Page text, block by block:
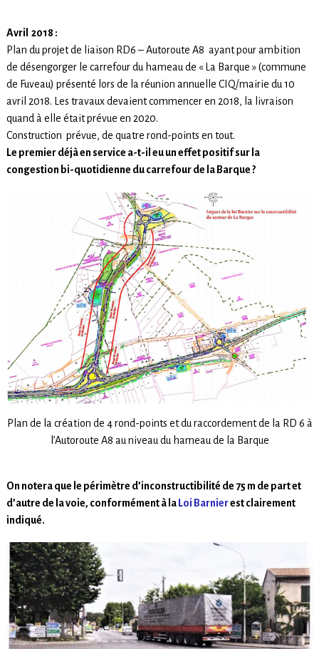
Avril 2018 :
Plan du projet de liaison RD6 – Autoroute A8 ayant pour ambition
de désengorger le carrefour du hameau de « La Barque » (commune
de Fuveau) présenté lors de la réunion annuelle CIQ/mairie du 10
avril 2018. Les travaux devaient commencer en 2018, la livraison
quand à elle était prévue en 2020.
Construction prévue, de quatre rond-points en tout.
Le premier déjà en service a-t-il eu un effet positif sur la
congestion bi-quotidienne du carrefour de la Barque ?
Plan de la création de 4 rond-points et du raccordement de la RD 6 à
l’Autoroute A8 au niveau du hameau de la Barque
On notera que le périmètre d’inconstructibilité de 75 m de part et
d’autre de la voie, conformément à la Loi Barnierest clairement
indiqué.